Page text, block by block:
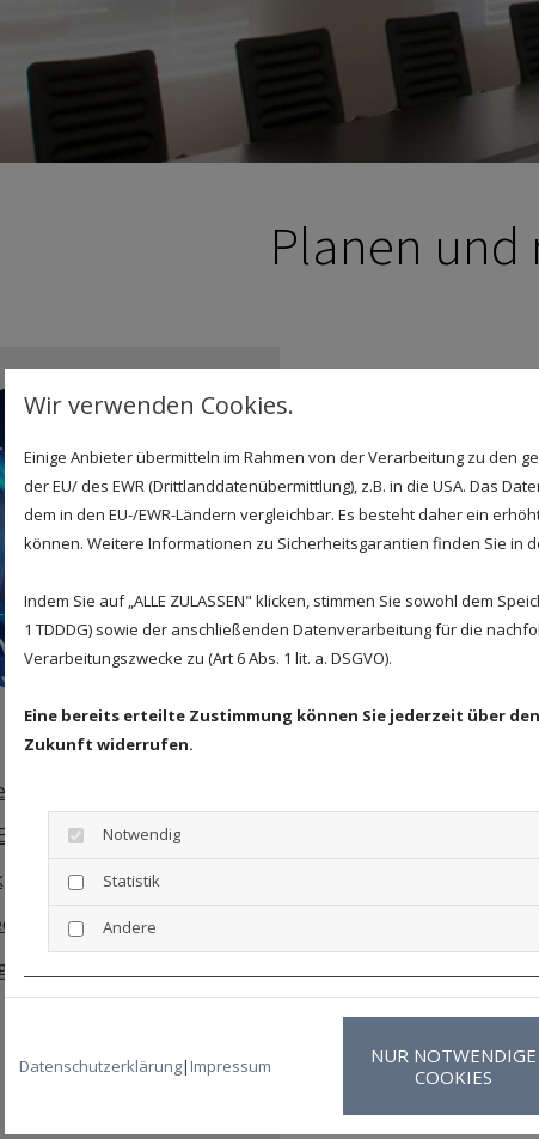
Planen und
icht
Messekonzept, Messebau
Systemintegration
T
Mietshop
Wir verwenden Cookies.
Einige Anbieter übermitteln im Rahmen von der Verarbeitung zu den
der EU/ des EWR (Drittlanddatenübermittlung), z.B. in die USA. Das
dem in den EU-/EWR-Ländern vergleichbar. Es besteht daher ein
können. Weitere Informationen zu Sicherheitsgarantien finden Sie in
Indem Sie auf „ALLE ZULASSEN" klicken, stimmen Sie sowohl dem
1 TDDDG) sowie der anschließenden Datenverarbeitung für die
Verarbeitungszwecke zu (Art 6 Abs. 1 lit. a. DSGVO).
Eine bereits erteilte Zustimmung können Sie jederzeit über
Zukunft widerrufen.
Notwendig
Statistik
Andere
Datenschutzerklärung| Impressum
NUR NOTWENDIGE
COOKIES